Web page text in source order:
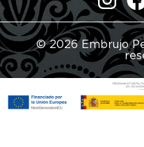
© 2026 Embrujo